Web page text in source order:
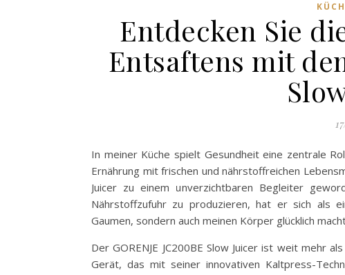
Entdecken Sie
Entsaftens mit
In meiner Küche spielt Gesundheit eine zentrale
Ernährung mit frischen und nährstoffreichen
Juicer zu einem unverzichtbaren Begleiter
Nährstoffzufuhr zu produzieren, hat er sich als
Gaumen, sondern auch meinen Körper glücklich
Der GORENJE JC200BE Slow Juicer ist weit mehr
Gerät, das mit seiner innovativen Kaltpress-